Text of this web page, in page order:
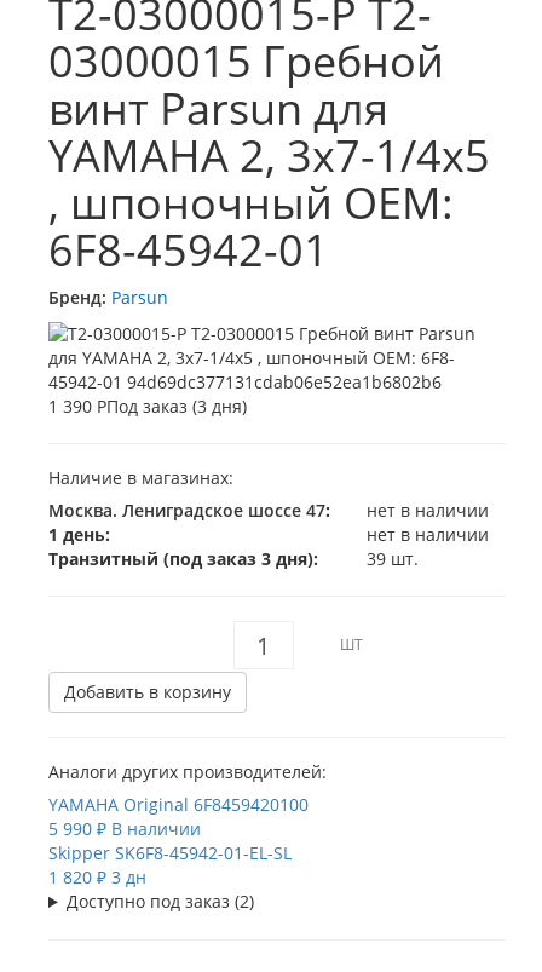
T2-03000015-P T2-
03000015 Гребной
винт Parsun для
YAMAHA 2, 3x7-1/4x5
, шпоночный OEM:
6F8-45942-01
Бренд: Parsun
1 390 РПод заказ (3 дня)
Наличие в магазинах:
Москва. Лениградское шоссе 47:
нет в наличии
1 день:
нет в наличии
Транзитный (под заказ 3 дня):
39 шт.
ШТ
Добавить в корзину
Аналоги других производителей:
YAMAHA Original 6F8459420100
5 990 ₽ В наличии
Skipper SK6F8-45942-01-EL-SL
1 820 ₽ 3 дн
Доступно под заказ (2)